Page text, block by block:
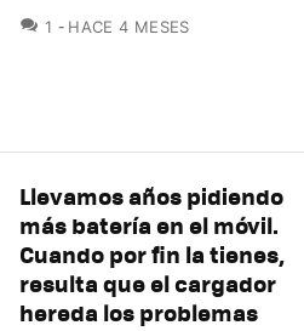
1 COMENTARIOS
HACE 4 MESES
Llevamos años pidiendo
más batería en el móvil.
Cuando por fin la tienes,
resulta que el cargador
hereda los problemas